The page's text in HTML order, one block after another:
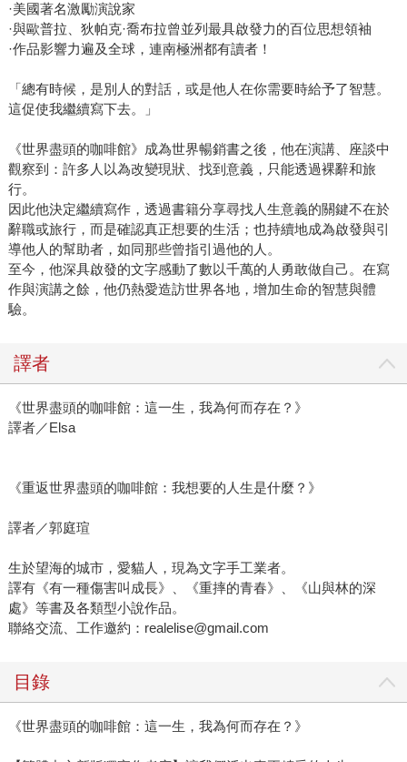
·美國著名激勵演說家
·與歐普拉、狄帕克·喬布拉曾並列最具啟發力的百位思想領袖
·作品影響力遍及全球，連南極洲都有讀者！
「總有時候，是別人的對話，或是他人在你需要時給予了智慧。
這促使我繼續寫下去。」
《世界盡頭的咖啡館》成為世界暢銷書之後，他在演講、座談中
觀察到：許多人以為改變現狀、找到意義，只能透過裸辭和旅
行。
因此他決定繼續寫作，透過書籍分享尋找人生意義的關鍵不在於
辭職或旅行，而是確認真正想要的生活；也持續地成為啟發與引
導他人的幫助者，如同那些曾指引過他的人。
至今，他深具啟發的文字感動了數以千萬的人勇敢做自己。在寫
作與演講之餘，他仍熱愛造訪世界各地，增加生命的智慧與體
驗。
譯者
《世界盡頭的咖啡館：這一生，我為何而存在？》
譯者／Elsa
《重返世界盡頭的咖啡館：我想要的人生是什麼？》
譯者／郭庭瑄
生於望海的城市，愛貓人，現為文字手工業者。
譯有《有一種傷害叫成長》、《重摔的青春》、《山與林的深
處》等書及各類型小說作品。
聯絡交流、工作邀約：realelise@gmail.com
目錄
《世界盡頭的咖啡館：這一生，我為何而存在？》